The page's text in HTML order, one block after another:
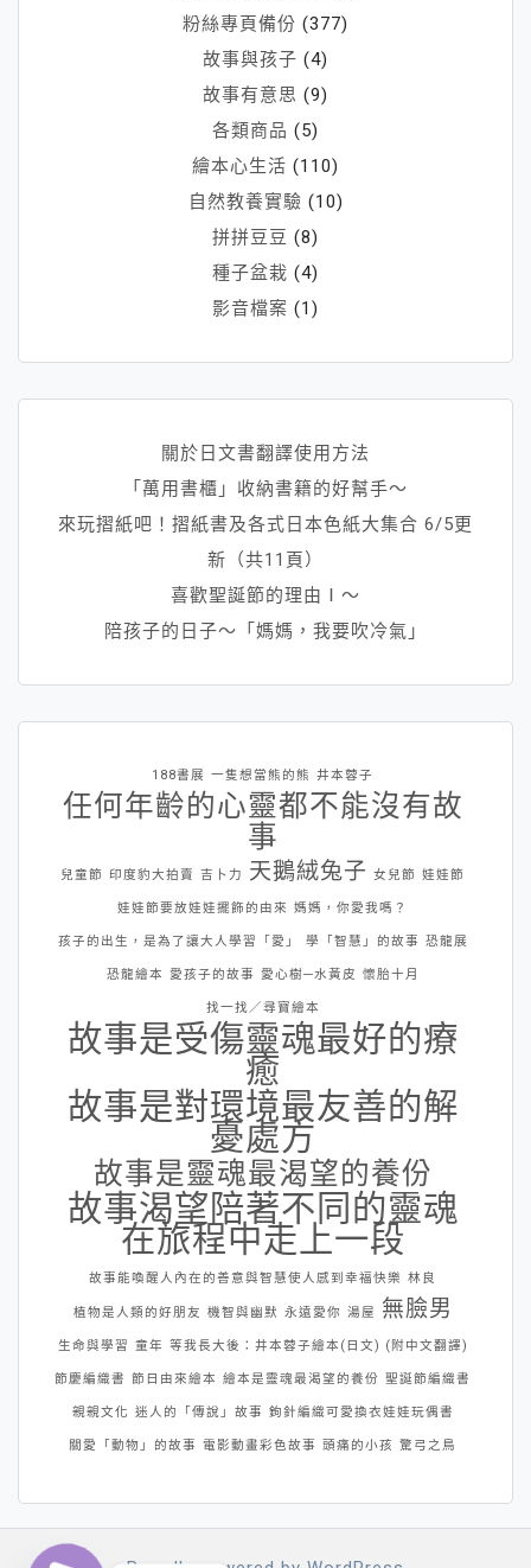
粉絲專頁備份 (377)
故事與孩子 (4)
故事有意思 (9)
各類商品 (5)
繪本心生活 (110)
自然教養實驗 (10)
拼拼豆豆 (8)
種子盆栽 (4)
影音檔案 (1)
關於日文書翻譯使用方法
「萬用書櫃」收納書籍的好幫手～
來玩摺紙吧！摺紙書及各式日本色紙大集合 6/5更
新（共11頁）
喜歡聖誕節的理由Ⅰ～
陪孩子的日子～「媽媽，我要吹冷氣」
188書展 一隻想當熊的熊 井本蓉子
任何年齡的心靈都不能沒有故
事
兒童節 印度豹大拍賣 吉卜力 天鵝絨兔子 女兒節 娃娃節
娃娃節要放娃娃擺飾的由來 媽媽，你愛我嗎？
孩子的出生，是為了讓大人學習「愛」 學「智慧」的故事 恐龍展
恐龍繪本 愛孩子的故事 愛心樹─水黃皮 懷胎十月
找一找／尋寶繪本
故事是受傷靈魂最好的療
癒
故事是對環境最友善的解
憂處方
故事是靈魂最渴望的養份
故事渴望陪著不同的靈魂
在旅程中走上一段
故事能喚醒人內在的善意與智慧使人感到幸福快樂 林良
植物是人類的好朋友 機智與幽默 永遠愛你 湯屋 無臉男
生命與學習 童年 等我長大後：井本蓉子繪本(日文) (附中文翻譯)
節慶編織書 節日由來繪本 繪本是靈魂最渴望的養份 聖誕節編織書
親親文化 迷人的「傳說」故事 鉤針編織可愛換衣娃娃玩偶書
關愛「動物」的故事 電影動畫彩色故事 頭痛的小孩 驚弓之鳥